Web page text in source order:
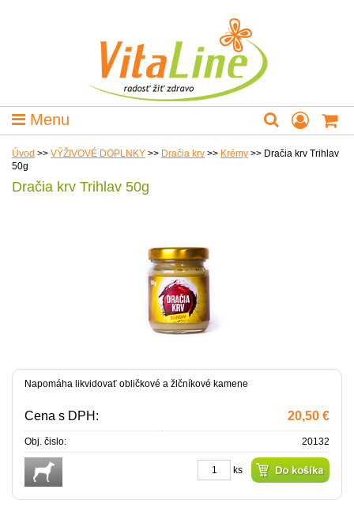
Menu
Úvod >> VÝŽIVOVÉ DOPLNKY >> Dračia krv >> Krémy >> Dračia krv Trihlav
50g
Dračia krv Trihlav 50g
Napomáha likvidovať obličkové a žlčníkové kamene
Cena s DPH: 20,50 €
Obj. čislo: 20132
ks